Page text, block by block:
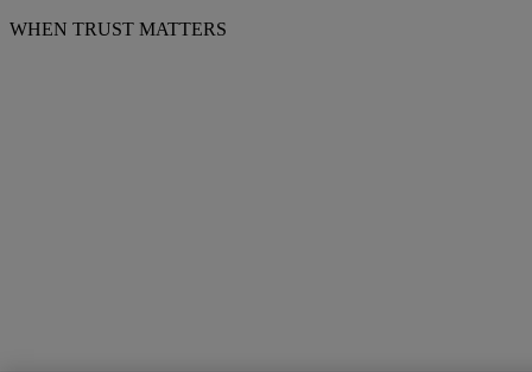
WHEN TRUST MATTERS